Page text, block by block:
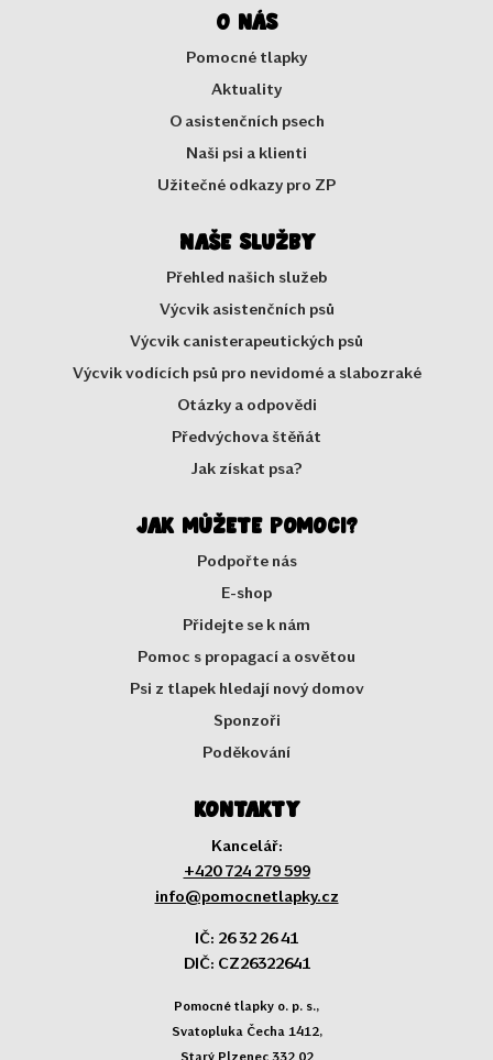
O nás
Pomocné tlapky
Aktuality
O asistenčních psech
Naši psi a klienti
Užitečné odkazy pro ZP
Naše služby
Přehled našich služeb
Výcvik asistenčních psů
Výcvik canisterapeutických psů
Výcvik vodících psů pro nevidomé a slabozraké
Otázky a odpovědi
Předvýchova štěňát
Jak získat psa?
Jak můžete pomoci?
Podpořte nás
E-shop
Přidejte se k nám
Pomoc s propagací a osvětou
Psi z tlapek hledají nový domov
Sponzoři
Poděkování
Kontakty
Kancelář:
+420 724 279 599
info@pomocnetlapky.cz
IČ: 26 32 26 41
DIČ: CZ26322641
Pomocné tlapky o. p. s.,
Svatopluka Čecha 1412,
Starý Plzenec 332 02